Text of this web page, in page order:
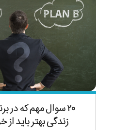
۲۰ سوال مهم که در
زندگی بهتر باید